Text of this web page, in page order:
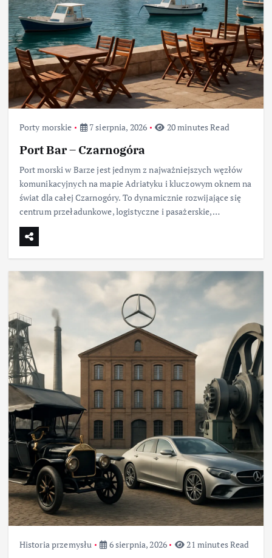
Porty morskie 7 sierpnia, 2026 20 minutes Read
Port Bar – Czarnogóra
Port morski w Barze jest jednym z najważniejszych węzłów
komunikacyjnych na mapie Adriatyku i kluczowym oknem na
świat dla całej Czarnogóry. To dynamicznie rozwijające się
centrum przeładunkowe, logistyczne i pasażerskie,…
Historia przemysłu 6 sierpnia, 2026 21 minutes Read